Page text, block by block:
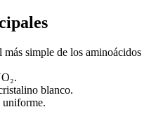
simple de los aminoácidos
blanco.